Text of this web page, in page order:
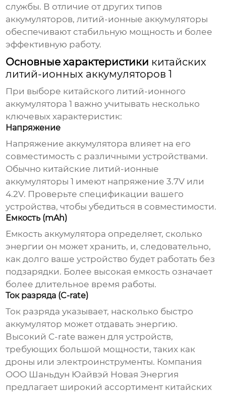
службы. В отличие от других типов
аккумуляторов, литий-ионные аккумуляторы
обеспечивают стабильную мощность и более
эффективную работу.
Основные характеристики китайских
литий-ионных аккумуляторов 1
При выборе китайского литий-ионного
аккумулятора 1 важно учитывать несколько
ключевых характеристик:
Напряжение
Напряжение аккумулятора влияет на его
совместимость с различными устройствами.
Обычно китайские литий-ионные
аккумуляторы 1 имеют напряжение 3.7V или
4.2V. Проверьте спецификации вашего
устройства, чтобы убедиться в совместимости.
Емкость (mAh)
Емкость аккумулятора определяет, сколько
энергии он может хранить, и, следовательно,
как долго ваше устройство будет работать без
подзарядки. Более высокая емкость означает
более длительное время работы.
Ток разряда (C-rate)
Ток разряда указывает, насколько быстро
аккумулятор может отдавать энергию.
Высокий C-rate важен для устройств,
требующих большой мощности, таких как
дроны или электроинструменты. Компания
ООО Шаньдун Юайвэй Новая Энергия
предлагает широкий ассортимент китайских